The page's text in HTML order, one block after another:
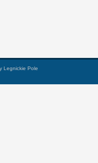
Legnickie Pole